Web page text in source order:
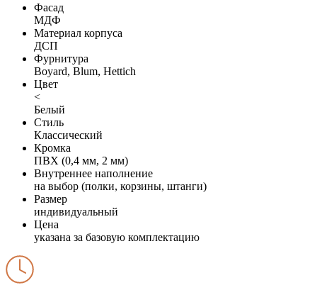
Фасад
МДФ
Материал корпуса
ДСП
Фурнитура
Boyard, Blum, Hettich
Цвет
<
Белый
Стиль
Классический
Кромка
ПВХ (0,4 мм, 2 мм)
Внутреннее наполнение
на выбор (полки, корзины, штанги)
Размер
индивидуальный
Цена
указана за базовую комплектацию